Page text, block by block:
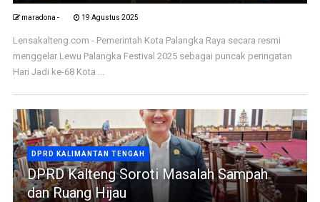
maradona - 19 Agustus 2025
Lensakalteng.com - Pemerintah Kota Palangka Raya secara resmi
menggelar Lewu Palangka Festival 2025 sebagai puncak peringatan
Hari Jadi ke-68 Kota ...
DPRD KALIMANTAN TENGAH
DPRD Kalteng Soroti Masalah Sampah
dan Ruang Hijau